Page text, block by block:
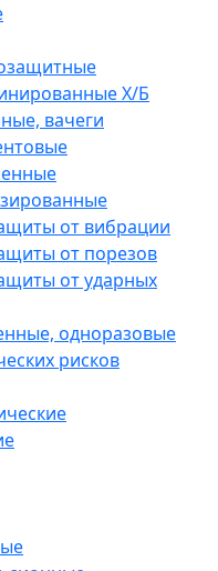
Х/Б
вачеги
от вибрации
от порезов
от ударных
одноразовые
рисков